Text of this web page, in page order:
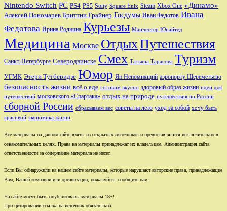
Nintendo Switch PC PS4 PS5 Sony Square Enix Steam Xbox One «Динамо»
Алексей Пономарев Бриттни Грайнер Госдумы Иван Федотов Ивана
Федотова Ирина Роднина Курьезы Манчестер Юнайтед
Медицина Москве ОтдыхПутешествия
Санкт-Петербурге Северодвинске Смех Татьяна Тарасова Туризм
УГМК Этери Тутберидзе Юмор Ян Непомнящий аэропорту Шереметьево
безопасность жизни всё о еде готовим вкусно здоровый образ жизни идеи для
путешествий московского «Спартака» отдых на природе путешествия по России
сборной России сбрасываем вес советы на лето уход за собой хочу быть
красивой экономика жизни
Все материалы на данном сайте взяты из открытых источников и предоставляются исключительно в
ознакомительных целях. Права на материалы принадлежат их владельцам. Администрация сайта
ответственности за содержание материала не несет.
Если Вы обнаружили на нашем сайте материалы, которые нарушают авторские права, принадлежащие
Вам, Вашей компании или организации, пожалуйста, сообщите нам.
На сайте могут быть опубликованы материалы 18+!
При цитировании ссылка на источник обязательна.